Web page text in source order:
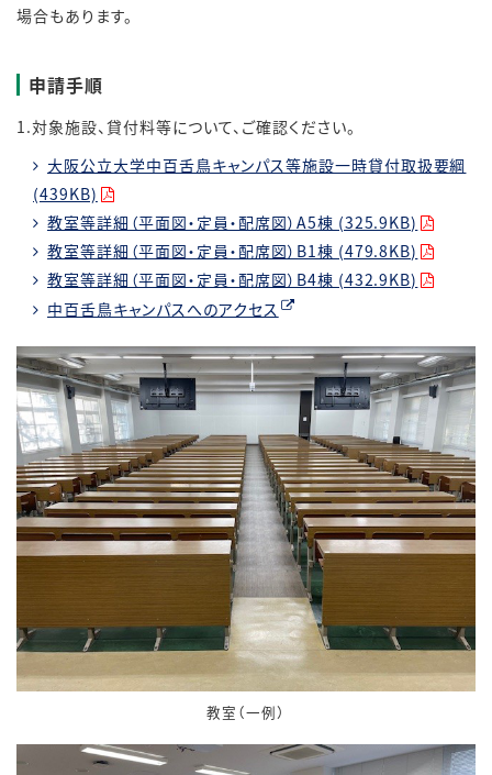
場合もあります。
申請手順
1.対象施設、貸付料等について、ご確認ください。
大阪公立大学中百舌鳥キャンパス等施設一時貸付取扱要綱
(439KB)
教室等詳細（平面図・定員・配席図）A5棟 (325.9KB)
教室等詳細（平面図・定員・配席図）B1棟 (479.8KB)
教室等詳細（平面図・定員・配席図）B4棟 (432.9KB)
中百舌鳥キャンパスへのアクセス
教室（一例）